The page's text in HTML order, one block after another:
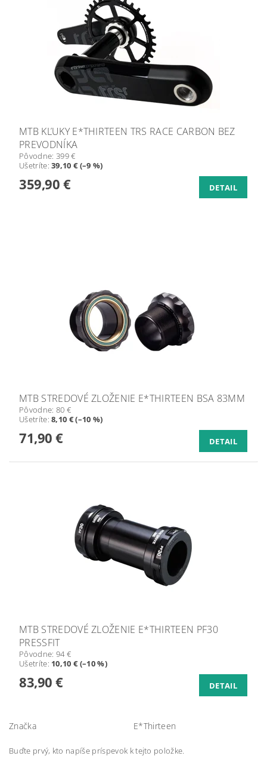
MTB KĽUKY E*THIRTEEN TRS RACE CARBON BEZ
PREVODNÍKA
Pôvodne: 399 €
Ušetríte:39,10 € (–9 %)
359,90 € DETAIL
MTB STREDOVÉ ZLOŽENIE E*THIRTEEN BSA 83MM
Pôvodne: 80 €
Ušetríte:8,10 € (–10 %)
71,90 € DETAIL
MTB STREDOVÉ ZLOŽENIE E*THIRTEEN PF30
PRESSFIT
Pôvodne: 94 €
Ušetríte: 10,10 € (–10 %)
83,90 € DETAIL
Značka E*Thirteen
Buďte prvý, kto napíše príspevok k tejto položke.